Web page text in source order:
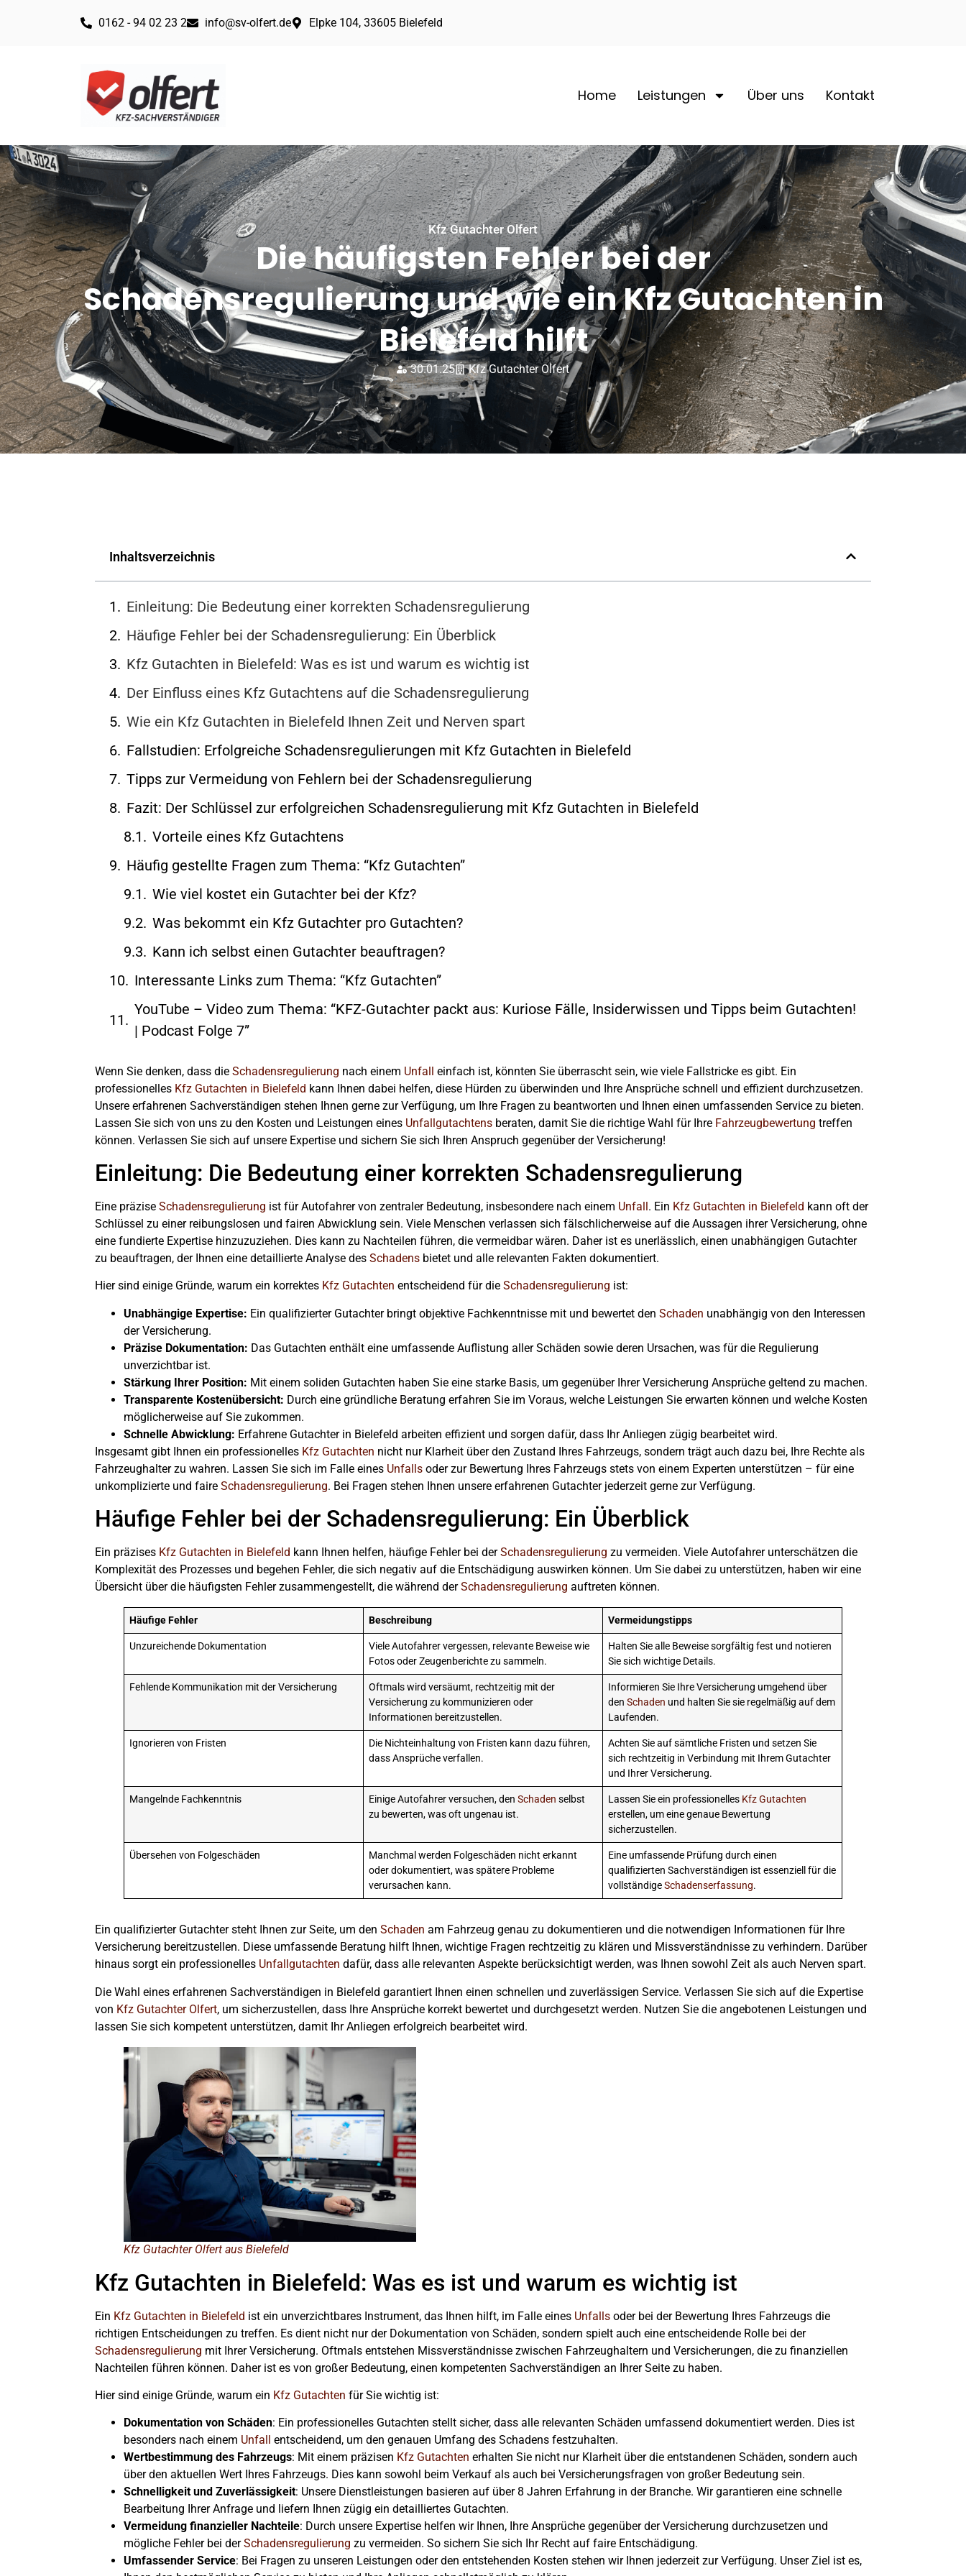
0162 - 94 02 23 2 info@sv-olfert.de Elpke 104, 33605 Bielefeld
Home Leistungen Über uns Kontakt
Kfz Gutachter Olfert
Die häufigsten Fehler bei der
Schadensregulierung und wie ein Kfz Gutachten in
Bielefeld hilft
30.01.25 Kfz Gutachter Olfert
Inhaltsverzeichnis
Einleitung: Die Bedeutung einer korrekten Schadensregulierung
Häufige Fehler bei der Schadensregulierung: Ein Überblick
Kfz Gutachten in Bielefeld: Was es ist und warum es wichtig ist
Der Einfluss eines Kfz Gutachtens auf die Schadensregulierung
Wie ein Kfz Gutachten in Bielefeld Ihnen Zeit und Nerven spart
Fallstudien: Erfolgreiche Schadensregulierungen mit Kfz Gutachten in Bielefeld
Tipps zur Vermeidung von Fehlern bei der Schadensregulierung
Fazit: Der Schlüssel zur erfolgreichen Schadensregulierung mit Kfz Gutachten in Bielefeld
Vorteile eines Kfz Gutachtens
Häufig gestellte Fragen zum Thema: “Kfz Gutachten”
Wie viel kostet ein Gutachter bei der Kfz?
Was bekommt ein Kfz Gutachter pro Gutachten?
Kann ich selbst einen Gutachter beauftragen?
Interessante Links zum Thema: “Kfz Gutachten”
YouTube – Video zum Thema: “KFZ-Gutachter packt aus: Kuriose Fälle, Insiderwissen und Tipps beim Gutachten!
| Podcast Folge 7”
Wenn Sie denken, dass die Schadensregulierung nach einem Unfall einfach ist, könnten Sie überrascht sein, wie viele Fallstricke es gibt. Ein
professionelles Kfz Gutachten in Bielefeld kann Ihnen dabei helfen, diese Hürden zu überwinden und Ihre Ansprüche schnell und effizient durchzusetzen.
Unsere erfahrenen Sachverständigen stehen Ihnen gerne zur Verfügung, um Ihre Fragen zu beantworten und Ihnen einen umfassenden Service zu bieten.
Lassen Sie sich von uns zu den Kosten und Leistungen eines Unfallgutachtens beraten, damit Sie die richtige Wahl für Ihre Fahrzeugbewertung treffen
können. Verlassen Sie sich auf unsere Expertise und sichern Sie sich Ihren Anspruch gegenüber der Versicherung!
Einleitung: Die Bedeutung einer korrekten Schadensregulierung
Eine präzise Schadensregulierung ist für Autofahrer von zentraler Bedeutung, insbesondere nach einem Unfall. Ein Kfz Gutachten in Bielefeld kann oft der
Schlüssel zu einer reibungslosen und fairen Abwicklung sein. Viele Menschen verlassen sich fälschlicherweise auf die Aussagen ihrer Versicherung, ohne
eine fundierte Expertise hinzuzuziehen. Dies kann zu Nachteilen führen, die vermeidbar wären. Daher ist es unerlässlich, einen unabhängigen Gutachter
zu beauftragen, der Ihnen eine detaillierte Analyse des Schadens bietet und alle relevanten Fakten dokumentiert.
Hier sind einige Gründe, warum ein korrektes Kfz Gutachten entscheidend für die Schadensregulierung ist:
Unabhängige Expertise: Ein qualifizierter Gutachter bringt objektive Fachkenntnisse mit und bewertet den Schaden unabhängig von den Interessen
der Versicherung.
Präzise Dokumentation: Das Gutachten enthält eine umfassende Auflistung aller Schäden sowie deren Ursachen, was für die Regulierung
unverzichtbar ist.
Stärkung Ihrer Position: Mit einem soliden Gutachten haben Sie eine starke Basis, um gegenüber Ihrer Versicherung Ansprüche geltend zu machen.
Transparente Kostenübersicht: Durch eine gründliche Beratung erfahren Sie im Voraus, welche Leistungen Sie erwarten können und welche Kosten
möglicherweise auf Sie zukommen.
Schnelle Abwicklung: Erfahrene Gutachter in Bielefeld arbeiten effizient und sorgen dafür, dass Ihr Anliegen zügig bearbeitet wird.
Insgesamt gibt Ihnen ein professionelles Kfz Gutachten nicht nur Klarheit über den Zustand Ihres Fahrzeugs, sondern trägt auch dazu bei, Ihre Rechte als
Fahrzeughalter zu wahren. Lassen Sie sich im Falle eines Unfalls oder zur Bewertung Ihres Fahrzeugs stets von einem Experten unterstützen – für eine
unkomplizierte und faire Schadensregulierung. Bei Fragen stehen Ihnen unsere erfahrenen Gutachter jederzeit gerne zur Verfügung.
Häufige Fehler bei der Schadensregulierung: Ein Überblick
Ein präzises Kfz Gutachten in Bielefeld kann Ihnen helfen, häufige Fehler bei derSchadensregulierung zu vermeiden. Viele Autofahrer unterschätzen die
Komplexität des Prozesses und begehen Fehler, die sich negativ auf die Entschädigung auswirken können. Um Sie dabei zu unterstützen, haben wir eine
Übersicht über die häufigsten Fehler zusammengestellt, die während derSchadensregulierung auftreten können.
Häufige Fehler Beschreibung Vermeidungstipps
Unzureichende Dokumentation
Viele Autofahrer vergessen, relevante Beweise wie
Fotos oder Zeugenberichte zu sammeln.
Halten Sie alle Beweise sorgfältig fest und notieren
Sie sich wichtige Details.
Fehlende Kommunikation mit der Versicherung
Oftmals wird versäumt, rechtzeitig mit der
Versicherung zu kommunizieren oder
Informationen bereitzustellen.
Informieren Sie Ihre Versicherung umgehend über
denSchaden und halten Sie sie regelmäßig auf dem
Laufenden.
Ignorieren von Fristen
Die Nichteinhaltung von Fristen kann dazu führen,
dass Ansprüche verfallen.
Achten Sie auf sämtliche Fristen und setzen Sie
sich rechtzeitig in Verbindung mit Ihrem Gutachter
und Ihrer Versicherung.
Mangelnde Fachkenntnis Einige Autofahrer versuchen, denSchaden selbst
zu bewerten, was oft ungenau ist.
Lassen Sie ein professionelles Kfz Gutachten
erstellen, um eine genaue Bewertung
sicherzustellen.
Übersehen von Folgeschäden
Manchmal werden Folgeschäden nicht erkannt
oder dokumentiert, was spätere Probleme
verursachen kann.
Eine umfassende Prüfung durch einen
qualifizierten Sachverständigen ist essenziell für die
vollständigeSchadenserfassung.
Ein qualifizierter Gutachter steht Ihnen zur Seite, um den Schaden am Fahrzeug genau zu dokumentieren und die notwendigen Informationen für Ihre
Versicherung bereitzustellen. Diese umfassende Beratung hilft Ihnen, wichtige Fragen rechtzeitig zu klären und Missverständnisse zu verhindern. Darüber
hinaus sorgt ein professionelles Unfallgutachten dafür, dass alle relevanten Aspekte berücksichtigt werden, was Ihnen sowohl Zeit als auch Nerven spart.
Die Wahl eines erfahrenen Sachverständigen in Bielefeld garantiert Ihnen einen schnellen und zuverlässigen Service. Verlassen Sie sich auf die Expertise
von Kfz Gutachter Olfert, um sicherzustellen, dass Ihre Ansprüche korrekt bewertet und durchgesetzt werden. Nutzen Sie die angebotenen Leistungen und
lassen Sie sich kompetent unterstützen, damit Ihr Anliegen erfolgreich bearbeitet wird.
Kfz Gutachter Olfert aus Bielefeld
Kfz Gutachten in Bielefeld: Was es ist und warum es wichtig ist
Ein Kfz Gutachten in Bielefeld ist ein unverzichtbares Instrument, das Ihnen hilft, im Falle eines Unfalls oder bei der Bewertung Ihres Fahrzeugs die
richtigen Entscheidungen zu treffen. Es dient nicht nur der Dokumentation von Schäden, sondern spielt auch eine entscheidende Rolle bei der
Schadensregulierung mit Ihrer Versicherung. Oftmals entstehen Missverständnisse zwischen Fahrzeughaltern und Versicherungen, die zu finanziellen
Nachteilen führen können. Daher ist es von großer Bedeutung, einen kompetenten Sachverständigen an Ihrer Seite zu haben.
Hier sind einige Gründe, warum ein Kfz Gutachten für Sie wichtig ist:
Dokumentation von Schäden: Ein professionelles Gutachten stellt sicher, dass alle relevanten Schäden umfassend dokumentiert werden. Dies ist
besonders nach einem Unfall
entscheidend, um den genauen Umfang des Schadens festzuhalten.
Wertbestimmung des Fahrzeugs: Mit einem präzisen Kfz Gutachten erhalten Sie nicht nur Klarheit über die entstandenen Schäden, sondern auch
über den aktuellen Wert Ihres Fahrzeugs. Dies kann sowohl beim Verkauf als auch bei Versicherungsfragen von großer Bedeutung sein.
Schnelligkeit und Zuverlässigkeit: Unsere Dienstleistungen basieren auf über 8 Jahren Erfahrung in der Branche. Wir garantieren eine schnelle
Bearbeitung Ihrer Anfrage und liefern Ihnen zügig ein detailliertes Gutachten.
Vermeidung finanzieller Nachteile: Durch unsere Expertise helfen wir Ihnen, Ihre Ansprüche gegenüber der Versicherung durchzusetzen und
mögliche Fehler bei derSchadensregulierung zu vermeiden. So sichern Sie sich Ihr Recht auf faire Entschädigung.
Umfassender Service: Bei Fragen zu unseren Leistungen oder den entstehenden Kosten stehen wir Ihnen jederzeit zur Verfügung. Unser Ziel ist es,